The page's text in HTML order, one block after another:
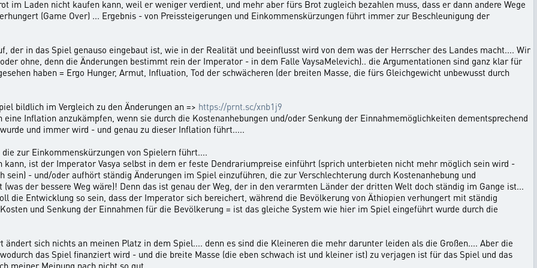
im Laden nicht kaufen kann, weil er weniger verdient, und mehr aber fürs Brot zugleich bezahlen muss, dass er dann andere Wege
(Game Over) ... Ergebnis - von Preissteigerungen und Einkommenskürzungen führt immer zur Beschleunigung der
der in das Spiel genauso eingebaut ist, wie in der Realität und beeinflusst wird von dem was der Herrscher des Landes macht.... Wir
ohne, denn die Änderungen bestimmt rein der Imperator - in dem Falle VaysaMelevich).. die Argumentationen sind ganz klar für
haben = Ergo Hunger, Armut, Influation, Tod der schwächeren (der breiten Masse, die fürs Gleichgewicht unbewusst durch
bildlich im Vergleich zu den Änderungen an => https://prnt.sc/xnb1j9
Inflation anzukämpfen, wenn sie durch die Kostenanhebungen und/oder Senkung der Einnahmemöglichkeiten dementsprechend
und immer wird - und genau zu dieser Inflation führt.....
zur Einkommenskürzungen von Spielern führt....
kann, ist der Imperator Vasya selbst in dem er feste Dendrariumpreise einführt (sprich unterbieten nicht mehr möglich sein wird -
- und/oder aufhört ständig Änderungen im Spiel einzuführen, die zur Verschlechterung durch Kostenanhebung und
der bessere Weg wäre)! Denn das ist genau der Weg, der in den verarmten Länder der dritten Welt doch ständig im Gange ist...
die Entwicklung so sein, dass der Imperator sich bereichert, während die Bevölkerung von Äthiopien verhungert mit ständig
und Senkung der Einnahmen für die Bevölkerung = ist das gleiche System wie hier im Spiel eingeführt wurde durch die
sich nichts an meinen Platz in dem Spiel.... denn es sind die Kleineren die mehr darunter leiden als die Großen.... Aber die
das Spiel finanziert wird - und die breite Masse (die eben schwach ist und kleiner ist) zu verjagen ist für das Spiel und das
meiner Meinung nach nicht so gut....